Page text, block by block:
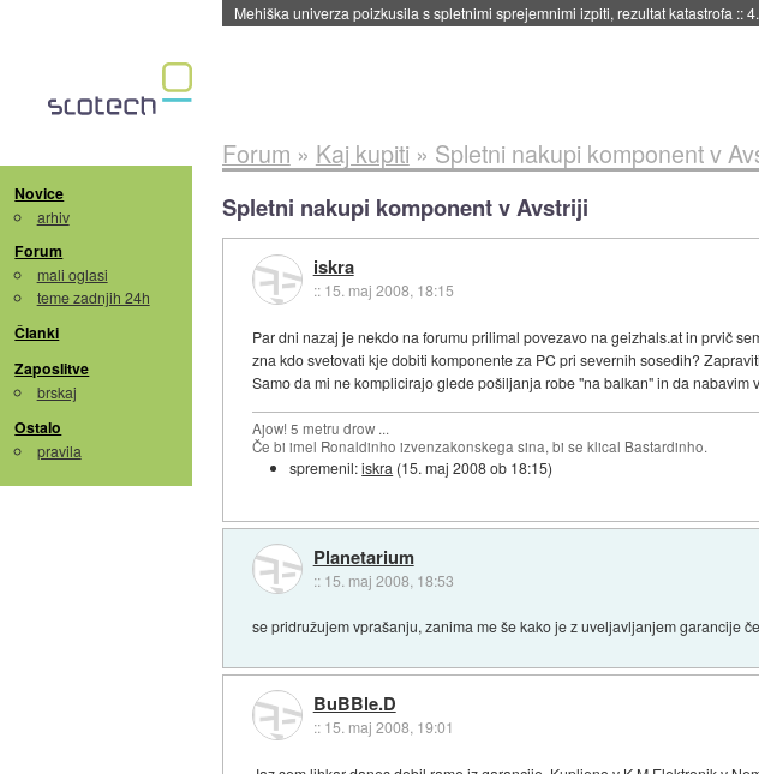
Evropska vesoljska agencija razvija svojo raketo za večkratno uporabo::4. avg
Novice
arhiv
Forum
mali oglasi
teme zadnjih 24h
Članki
Zaposlitve
brskaj
Ostalo
pravila
Forum » Kaj kupiti » Spletni nakupi komponent v
Spletni nakupi komponent v Avstriji
iskra
:: 15. maj 2008, 18:15
Par dni nazaj je nekdo na forumu prilimal povezavo na geizhals.at in prvič
zna kdo svetovati kje dobiti komponente za PC pri severnih sosedih?
Samo da mi ne komplicirajo glede pošiljanja robe "na balkan" in da nabavim
Ajow! 5 metru drow ...
Če bi imel Ronaldinho izvenzakonskega sina, bi se klical Bastardinho.
spremenil:iskra (15. maj 2008 ob 18:15)
Planetarium
:: 15. maj 2008, 18:53
se pridružujem vprašanju, zanima me še kako je z uveljavljanjem garancije
BuBBle.D
:: 15. maj 2008, 19:01